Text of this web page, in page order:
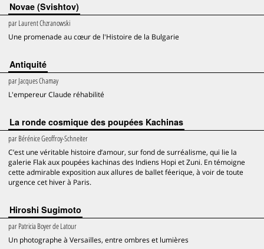
Novae (Svishtov)
parLaurent Chzranowski
Une promenade au cœur de l'Histoire de la Bulgarie
Antiquité
parJacques Chamay
L'empereur Claude réhabilité
La ronde cosmique des poupées Kachinas
parBérénice Geoffroy-Schneiter
C’est une véritable histoire d’amour, sur fond de surréalisme, qui lie la
galerie Flak aux poupées kachinas des Indiens Hopi et Zuni. En témoigne
cette admirable exposition aux allures de ballet féerique, à voir de toute
urgence cet hiver à Paris.
Hiroshi Sugimoto
parPatricia Boyer de Latour
Un photographe à Versailles, entre ombres et lumières